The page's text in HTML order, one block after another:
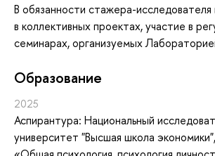
В обязанности стажера-
в коллективных проектах, участие в
семинарах, организуемых
Oбразование
2025
Аспирантура: Национальный
университет "Высшая школа